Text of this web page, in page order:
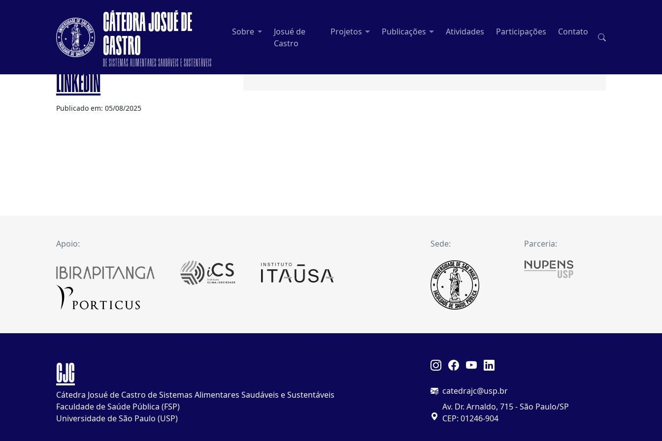
CÁTEDRA JOSUÉ DE
CASTRO
DE SISTEMAS ALIMENTARES SAUDÁVEIS E SUSTENTÁVEIS
Sobre
Josué de
Castro
Projetos Publicações Atividades Participações Contato
LINKEDIN
Publicado em: 05/08/2025
Apoio: Sede: Parceria:
CJC
Cátedra Josué de Castro de Sistemas Alimentares Saudáveis e Sustentáveis
Faculdade de Saúde Pública (FSP)
Universidade de São Paulo (USP)
catedrajc@usp.br
Av. Dr. Arnaldo, 715 - São Paulo/SP
CEP: 01246-904